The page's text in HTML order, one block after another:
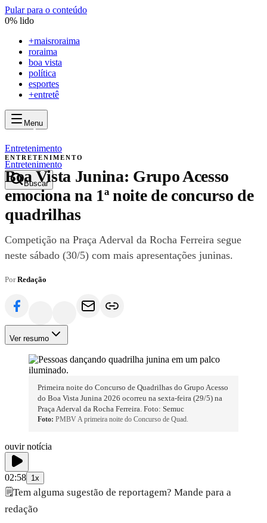
Pular para o conteúdo
0% lido
+maisroraima
roraima
boa vista
política
esportes
+entretê
Menu
maisroraima
maisroraima
Entretenimento
Buscar
Entretenimento
ENTRETENIMENTO
Boa Vista Junina: Grupo Acesso
emociona na 1ª noite de concurso de
quadrilhas
Competição na Praça Aderval da Rocha Ferreira segue
neste sábado (30/5) com mais apresentações juninas.
PorRedação
Ver resumo
Primeira noite do Concurso de Quadrilhas do Grupo Acesso
do Boa Vista Junina 2026 ocorreu na sexta-feira (29/5) na
Praça Aderval da Rocha Ferreira. Foto: Semuc
Foto: PMBV A primeira noite do Concurso de Quad.
ouvir notícia
02:58 1x
🗒️Tem alguma sugestão de reportagem? Mande para a
redação